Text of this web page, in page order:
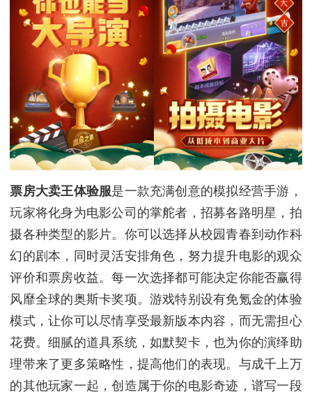
票房大卖王体验服是一款充满创意的模拟经营手游，
玩家将化身为电影公司的掌舵者，招募各路明星，拍
摄各种类型的影片。你可以选择从校园青春到动作科
幻的剧本，同时灵活安排角色，努力提升电影的观众
评价和票房收益。每一次选择都可能决定你能否赢得
风靡全球的奥斯卡奖项。游戏特别设有免氪金的体验
模式，让你可以尽情享受最新版本内容，而无需担心
花费。细腻的道具系统，如默契卡，也为你的演绎助
理带来了更多策略性，提高他们的表现。与成千上万
的其他玩家一起，创造属于你的电影奇迹，谱写一段